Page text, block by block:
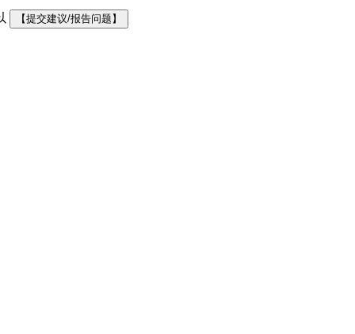
【提交建议/报告问题】